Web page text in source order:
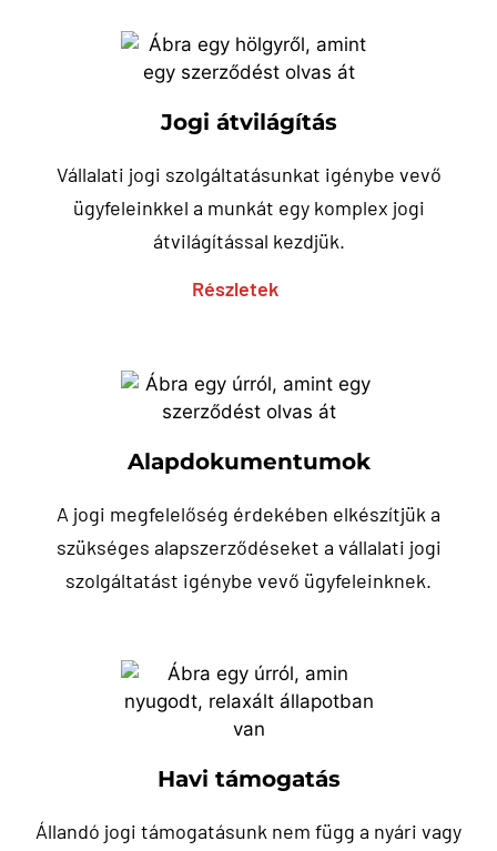
Jogi átvilágítás
Vállalati jogi szolgáltatásunkat igénybe vevő
ügyfeleinkkel a munkát egy komplex jogi
átvilágítással kezdjük.
Részletek
Alapdokumentumok
A jogi megfelelőség érdekében elkészítjük a
szükséges alapszerződéseket a vállalati jogi
szolgáltatást igénybe vevő ügyfeleinknek.
Havi támogatás
Állandó jogi támogatásunk nem függ a nyári vagy